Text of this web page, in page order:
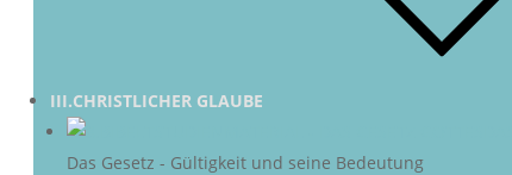
III.CHRISTLICHER GLAUBE
Das Gesetz - Gültigkeit und seine Bedeutung